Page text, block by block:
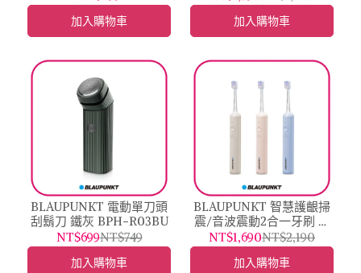
加入購物車 加入購物車
BLAUPUNKT 電動單刀頭
刮鬍刀 鐵灰 BPH-R03BU
NT$699NT$749
加入購物車
BLAUPUNKT 智慧護齦掃
震/音波震動2合一牙刷 晨
光粉 / 象牙白 / 釉光藍
BPH-TB03 (貝氏CLEAN
牙刷)
NT$1,690NT$2,190
加入購物車